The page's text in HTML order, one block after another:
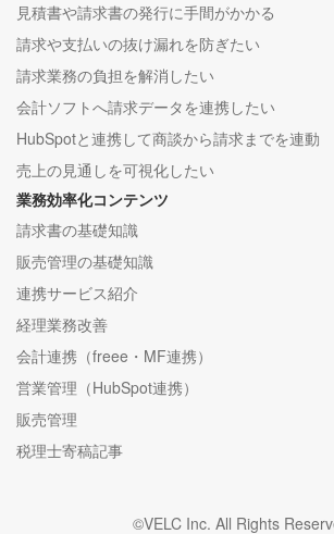
見積書や請求書の発行に手間がかかる
請求や支払いの抜け漏れを防ぎたい
請求業務の負担を解消したい
会計ソフトへ請求データを連携したい
HubSpotと連携して商談から請求までを連動
売上の見通しを可視化したい
業務効率化コンテンツ
請求書の基礎知識
販売管理の基礎知識
連携サービス紹介
経理業務改善
会計連携（freee・MF連携）
営業管理（HubSpot連携）
販売管理
税理士寄稿記事
©VELC Inc. All Rights